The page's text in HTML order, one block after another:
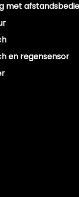
met
en regensensor